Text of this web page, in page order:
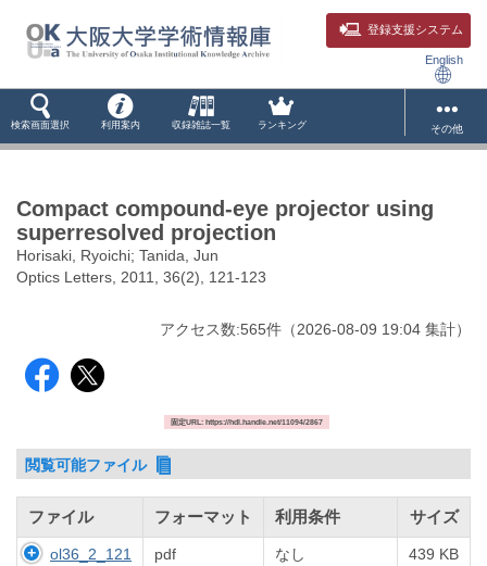
登録支援システム
English
検索画面選択 利用案内 収録雑誌一覧 ランキング その他
Compact compound-eye projector using
superresolved projection
Horisaki, Ryoichi; Tanida, Jun
Optics Letters, 2011, 36(2), 121-123
アクセス数:565件 （2026-08-09 19:04 集計）
固定URL: https://hdl.handle.net/11094/2867
閲覧可能ファイル
ファイル フォーマット 利用条件 サイズ
ol36_2_121 pdf なし 439 KB